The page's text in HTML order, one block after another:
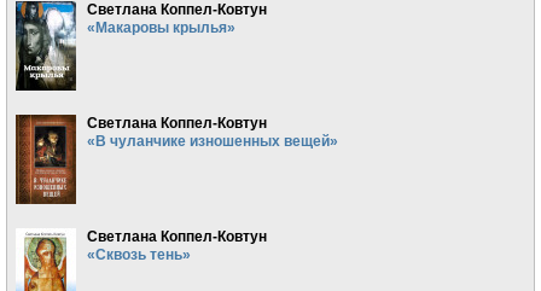
Светлана Коппел-Ковтун
«Макаровы крылья»
Светлана Коппел-Ковтун
«В чуланчике изношенных вещей»
Светлана Коппел-Ковтун
«Сквозь тень»